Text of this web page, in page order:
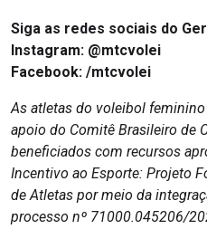
Siga as redes sociais do
Instagram: @mtcvolei
Facebook: /mtcvolei
As atletas do voleibol
apoio do Comitê Brasileiro de
beneficiados com recursos
Incentivo ao Esporte: Projeto
de Atletas por meio da
processo nº 71000.045206/